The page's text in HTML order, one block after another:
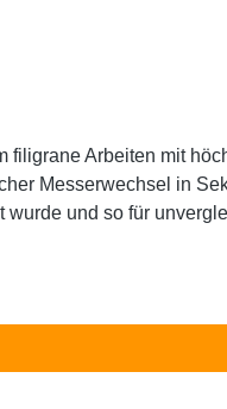
filigrane Arbeiten mit
Messerwechsel in
und so für